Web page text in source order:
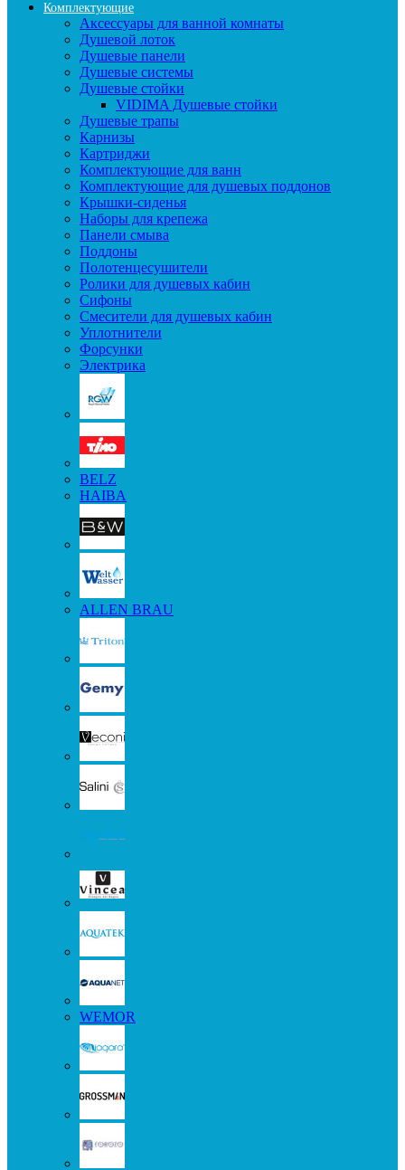
Комплектующие
Аксессуары для ванной комнаты
Душевой лоток
Душевые панели
Душевые системы
Душевые стойки
VIDIMA Душевые стойки
Душевые трапы
Карнизы
Картриджи
Комплектующие для ванн
Комплектующие для душевых поддонов
Крышки-сиденья
Наборы для крепежа
Панели смыва
Поддоны
Полотенцесушители
Ролики для душевых кабин
Сифоны
Смесители для душевых кабин
Уплотнители
Форсунки
Электрика
BELZ
HAIBA
ALLEN BRAU
WEMOR